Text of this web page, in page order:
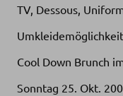
TV, Dessous,
Cool Down Brunch
Sonntag 25. Okt.